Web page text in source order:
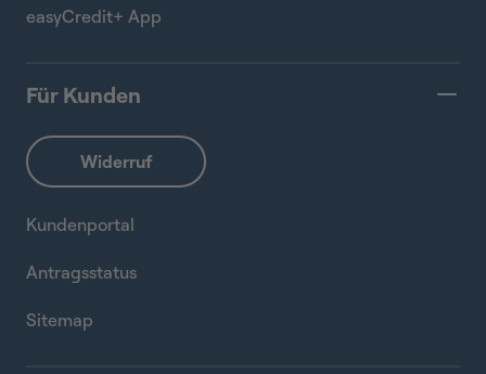
easyCredit+ App
Für Kunden
Kundenportal
Antragsstatus
Sitemap